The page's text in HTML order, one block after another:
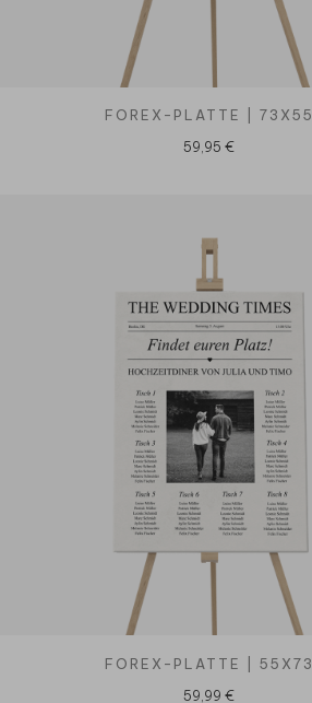
FOREX-PLATTE | 73X55
59,95 €
FOREX-PLATTE | 55X73
59,99 €